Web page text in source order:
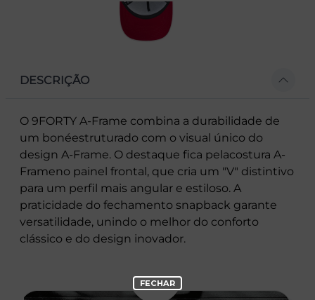
DESCRIÇÃO
O 9FORTY A-Frame combina a durabilidade de
um bonéestruturado com o visual único do
design A-Frame. O destaque fica pelacostura A-
Frameno painel frontal, que cria um "V" distintivo
para um perfil mais angular e estiloso. A
praticidade do fechamento snapback garante
versatilidade, unindo o melhor do conforto
clássico e do design inovador.